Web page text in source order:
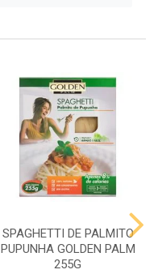
SPAGHETTI DE PALMITO
PUPUNHA GOLDEN PALM
255G